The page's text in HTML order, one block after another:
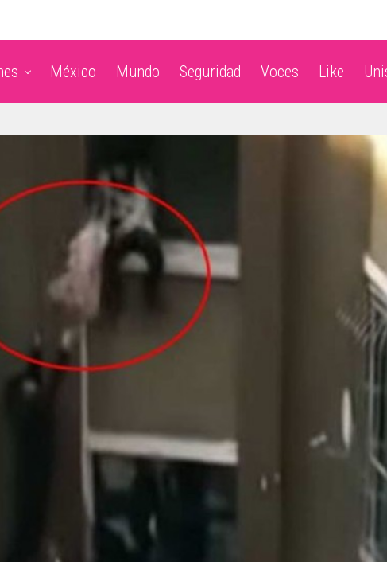
México Mundo Seguridad Voces Like